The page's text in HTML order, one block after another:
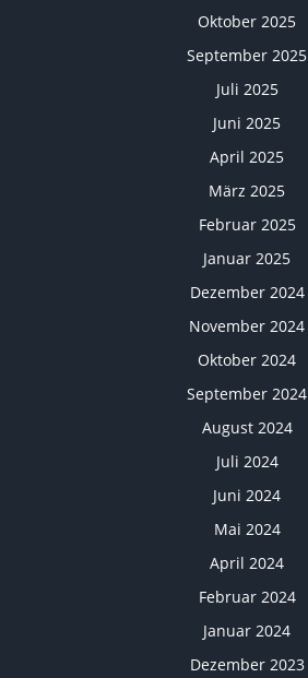
Oktober 2025
September 2025
Juli 2025
Juni 2025
April 2025
März 2025
Februar 2025
Januar 2025
Dezember 2024
November 2024
Oktober 2024
September 2024
August 2024
Juli 2024
Juni 2024
Mai 2024
April 2024
Februar 2024
Januar 2024
Dezember 2023